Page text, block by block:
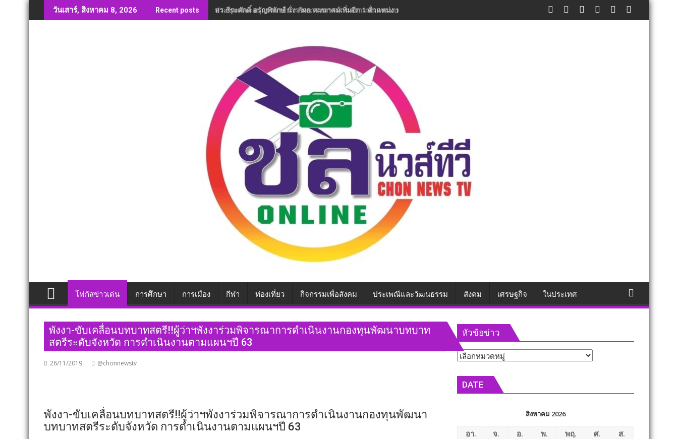
to
วันเสาร์, สิงหาคม 8, 2026 Recent posts สว.ธีระศักดิ์ อรัญพิทักษ์ นั่ง กมธ.คมนาคมเพิ่มอีก 1 ตำแหน่ง พร้อมลุยงานทันที
โฟกัสข่าวเด่น การศึกษา การเมือง กีฬา ท่องเที่ยว กิจกรรมเพื่อสังคม ประเพณีและวัฒนธรรม สังคม เศรษฐกิจ ในประเทศ
พังงา​-ขับเคลื่อนบทบาทสตรี!!ผู้ว่าฯพังงาร่วมพิจารณาการดำเนินงานกองทุนพัฒนาบทบาท
สตรีระดับจังหวัด การดำเนินงานตามแผนฯปี 63
26/11/2019 @chonnewstv
พังงา​-ขับเคลื่อนบทบาทสตรี!!ผู้ว่าฯพังงาร่วมพิจารณาการดำเนินงานกองทุนพัฒนา
บทบาทสตรีระดับจังหวัด การดำเนินงานตามแผนฯปี 63
หัวข้อข่าว
หัวข้อ
DATE
สิงหาคม 2026
อา. จ. อ. พ. พฤ. ศ.
ส.